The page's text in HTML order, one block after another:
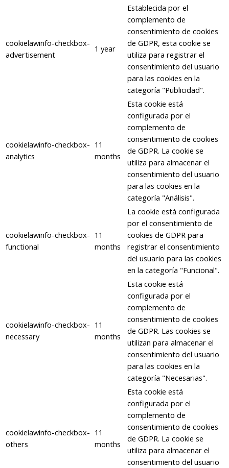
cookielawinfo-checkbox-
advertisement
1 year
Establecida por el
complemento de
consentimiento de cookies
de GDPR, esta cookie se
utiliza para registrar el
consentimiento del usuario
para las cookies en la
categoría "Publicidad".
cookielawinfo-checkbox-
analytics
11
months
Esta cookie está
configurada por el
complemento de
consentimiento de cookies
de GDPR. La cookie se
utiliza para almacenar el
consentimiento del usuario
para las cookies en la
categoría "Análisis".
cookielawinfo-checkbox-
functional
11
months
La cookie está configurada
por el consentimiento de
cookies de GDPR para
registrar el consentimiento
del usuario para las cookies
en la categoría "Funcional".
cookielawinfo-checkbox-
necessary
11
months
Esta cookie está
configurada por el
complemento de
consentimiento de cookies
de GDPR. Las cookies se
utilizan para almacenar el
consentimiento del usuario
para las cookies en la
categoría "Necesarias".
cookielawinfo-checkbox-
others
11
months
Esta cookie está
configurada por el
complemento de
consentimiento de cookies
de GDPR. La cookie se
utiliza para almacenar el
consentimiento del usuario